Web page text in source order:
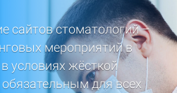
сайтов стоматологий –
мероприятий в
условиях жёсткой
для всех